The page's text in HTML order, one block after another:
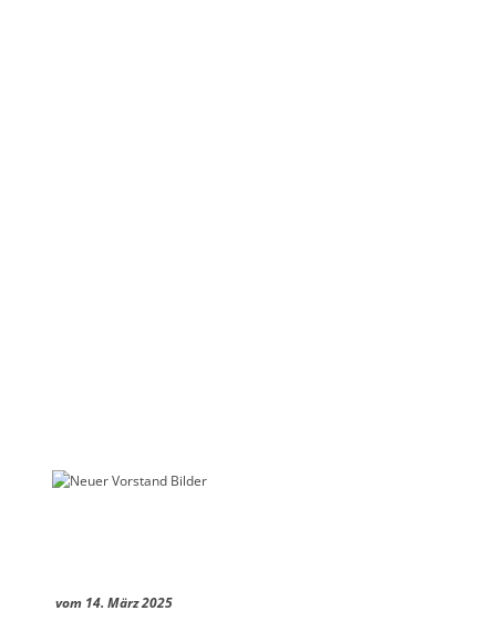
vom 14. März 2025